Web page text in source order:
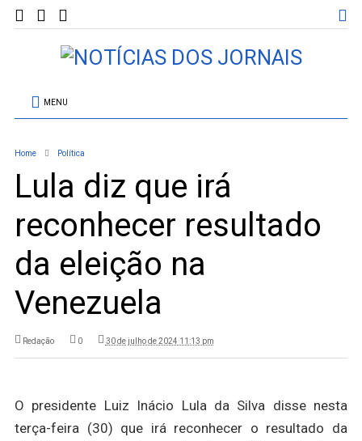
MENU
Home Política
Lula diz que irá
reconhecer resultado
da eleição na
Venezuela
Redação 0 30 de julho de 2024 11:13 pm
O presidente Luiz Inácio Lula da Silva disse nesta
terça-feira (30) que irá reconhecer o resultado da